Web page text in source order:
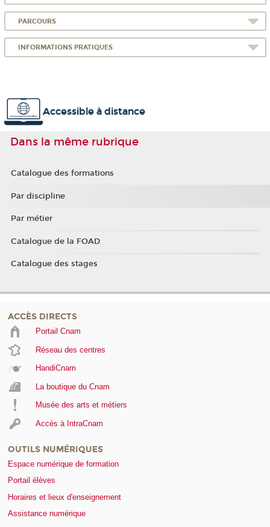
PARCOURS
INFORMATIONS PRATIQUES
Accessible à distance
Dans la même rubrique
Catalogue des formations
Par discipline
Par métier
Catalogue de la FOAD
Catalogue des stages
ACCÈS DIRECTS
Portail Cnam
Réseau des centres
HandiCnam
La boutique du Cnam
Musée des arts et métiers
Accès à IntraCnam
OUTILS NUMÉRIQUES
Espace numérique de formation
Portail élèves
Horaires et lieux d'enseignement
Assistance numérique